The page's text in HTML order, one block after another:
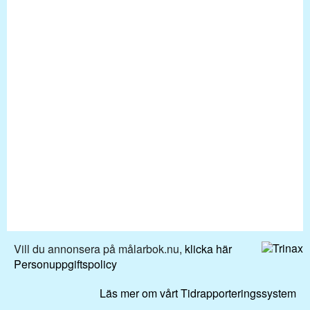
Vill du annonsera på målarbok.nu, klicka här
Personuppgiftspolicy
Läs mer om vårt Tidrapporteringssystem